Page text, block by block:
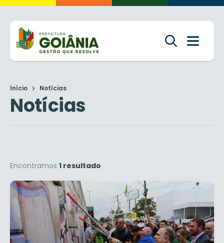
Início Notícias
Notícias
Encontramos 1 resultado